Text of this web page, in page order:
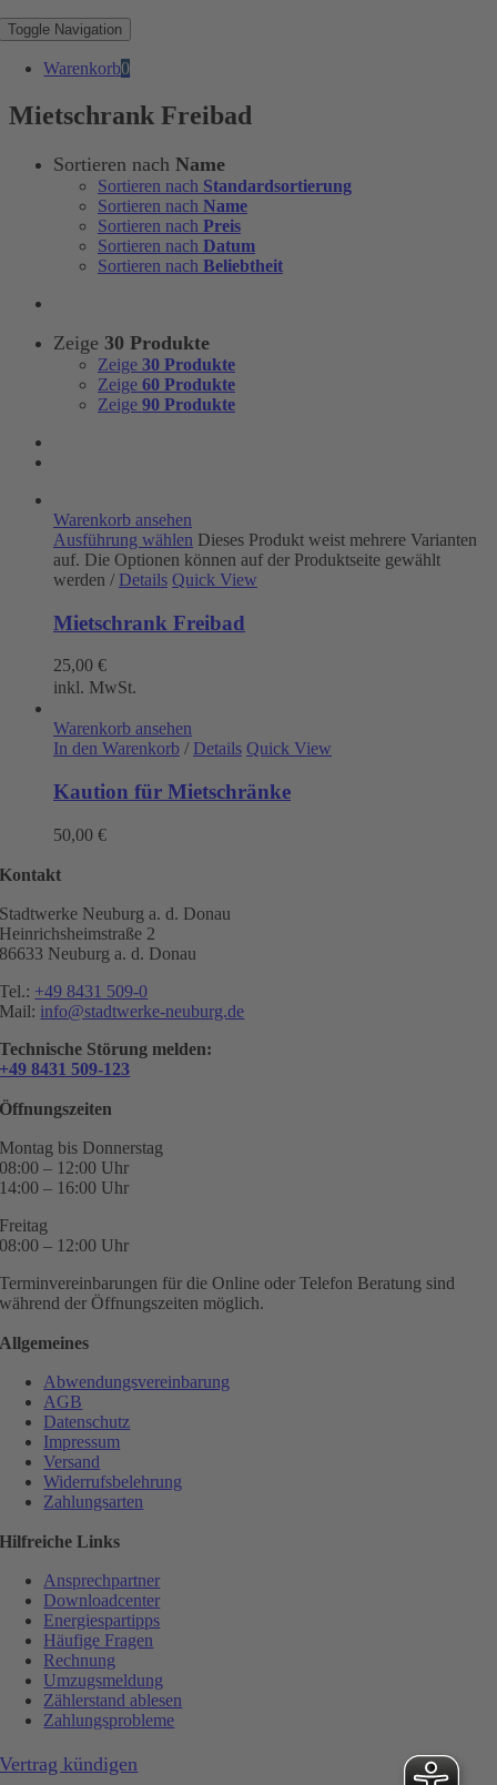
Toggle Navigation
Warenkorb0
Mietschrank Freibad
Sortieren nach Name
Sortieren nach Standardsortierung
Sortieren nach Name
Sortieren nach Preis
Sortieren nach Datum
Sortieren nach Beliebtheit
Zeige 30 Produkte
Zeige 30 Produkte
Zeige 60 Produkte
Zeige 90 Produkte
Warenkorb ansehen
Ausführung wählen Dieses Produkt weist mehrere Varianten
auf. Die Optionen können auf der Produktseite gewählt
werden / Details Quick View
Mietschrank Freibad
25,00 €
inkl. MwSt.
Warenkorb ansehen
In den Warenkorb / Details Quick View
Kaution für Mietschränke
50,00 €
Kontakt
Stadtwerke Neuburg a. d. Donau
Heinrichsheimstraße 2
86633 Neuburg a. d. Donau
Tel.: +49 8431 509-0
Mail: info@stadtwerke-neuburg.de
Technische Störung melden:
+49 8431 509-123
Öffnungszeiten
Montag bis Donnerstag
08:00 – 12:00 Uhr
14:00 – 16:00 Uhr
Freitag
08:00 – 12:00 Uhr
Terminvereinbarungen für die Online oder Telefon Beratung sind
während der Öffnungszeiten möglich.
Allgemeines
Abwendungsvereinbarung
AGB
Datenschutz
Impressum
Versand
Widerrufsbelehrung
Zahlungsarten
Hilfreiche Links
Ansprechpartner
Downloadcenter
Energiespartipps
Häufige Fragen
Rechnung
Umzugsmeldung
Zählerstand ablesen
Zahlungsprobleme
Vertrag kündigen